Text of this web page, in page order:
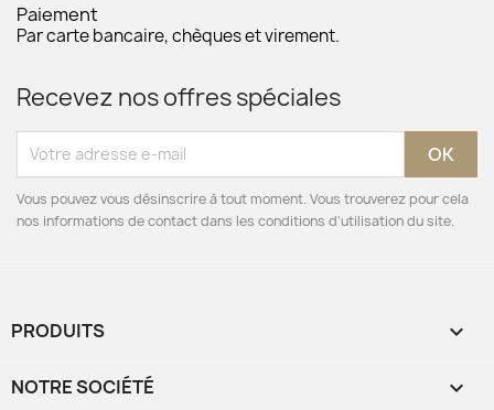
Paiement
Par carte bancaire, chèques et virement.
Recevez nos offres spéciales
Vous pouvez vous désinscrire à tout moment. Vous trouverez pour cela
nos informations de contact dans les conditions d'utilisation du site.
PRODUITS 
NOTRE SOCIÉTÉ 